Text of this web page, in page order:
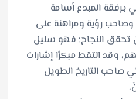
برفقة المبدع أسامة
رؤية ومراهنة على
تحقق النجاح؛ فهو سليل
وقد التقط مبكرًا إشارات
صاحب التاريخ الطويل